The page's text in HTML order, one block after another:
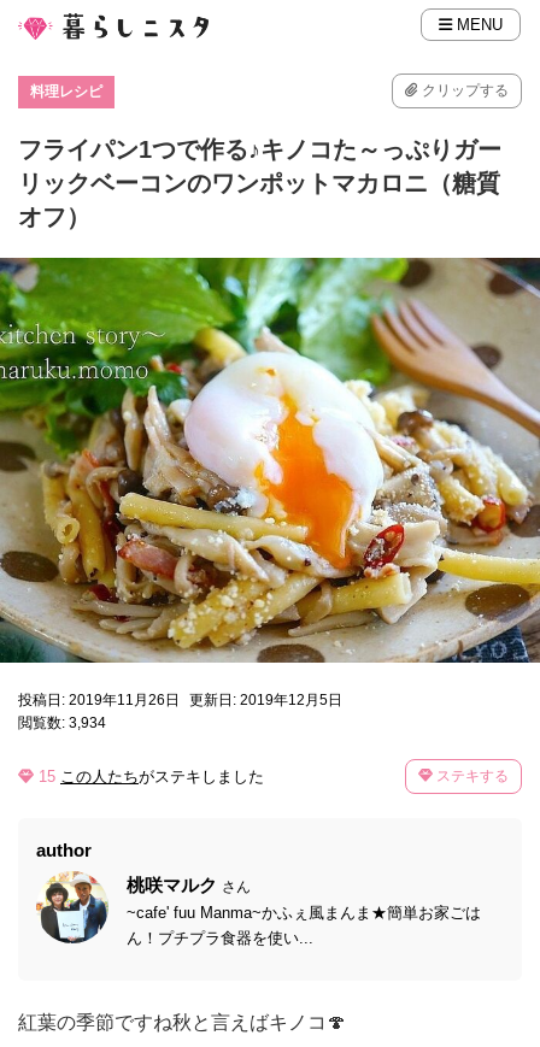
MENU
料理レシピ クリップする
フライパン1つで作る♪キノコた～っぷりガー
リックベーコンのワンポットマカロニ（糖質
オフ）
投稿日: 2019年11月26日
更新日: 2019年12月5日
閲覧数: 3,934
15 この人たちがステキしました ステキする
author
桃咲マルク さん
~cafe' fuu Manma~かふぇ風まんま★簡単お家ごは
ん！プチプラ食器を使い...
紅葉の季節ですね秋と言えばキノコ🍄